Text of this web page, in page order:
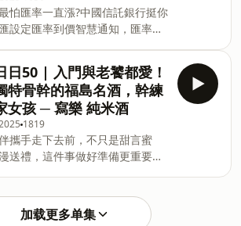
未滿18
酒 ∗ 酒後不開車 ∗ 安全有保障
字要谷47‐1 更多餐搭宇宙，
小宇宙！ #首腦級的品味 #讓
酒的黑手傳人 #從311到G7的
宇
Instagram
Email
支持
宙～小額贊助！賞杯酒交朋友！
呼搭啦！ 理性飲酒 ∗ 形象
怕匯率一直漲?中國信託銀行挺你
設定匯率到價智慧通知，匯率相
立即設定：
9d7m7j 投資外幣如
可能產生匯兌損失，應評估涉及
審慎投資。完整注意事項詳見網
—— 以上為 Firstory Podcast
巷弄間大
間你走過會錯過的麵攤 ② 營業
上八點～下午兩點，週二週三公
晚就吃不到 ③ 點餐潛規則：先坐
闆cue你點餐 ④ 主食推薦：米粉
日50 | 入門與老饕都愛！
特骨幹的福島名酒，幹練
女孩 ─ 寫樂 純米酒
1819
攜手走下去前，不只是甜言蜜
送禮，這件事做好準備更重要！
彼此主動做好HPV預防才能說是
」。立即諮詢醫師，展現你對愛的
加载更多单集